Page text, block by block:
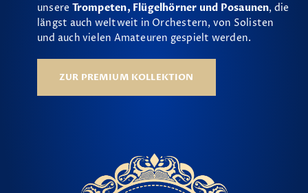
unsere Trompeten, Flügelhörner und Posaunen, die
längst auch weltweit in Orchestern, von Solisten
und auch vielen Amateuren gespielt werden.
ZUR PREMIUM KOLLEKTION